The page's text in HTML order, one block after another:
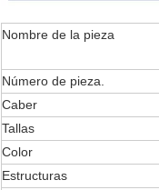
Nombre de la pieza
Número de pieza.
Caber
Tallas
Color
Estructuras